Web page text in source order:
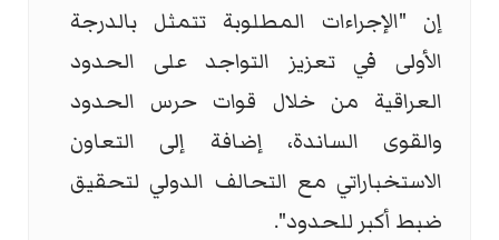
إن "الإجراءات المطلوبة تتمثل بالدرجة
الأولى في تعزيز التواجد على الحدود
العراقية من خلال قوات حرس الحدود
والقوى الساندة، إضافة إلى التعاون
الاستخباراتي مع التحالف الدولي لتحقيق
ضبط أكبر للحدود".